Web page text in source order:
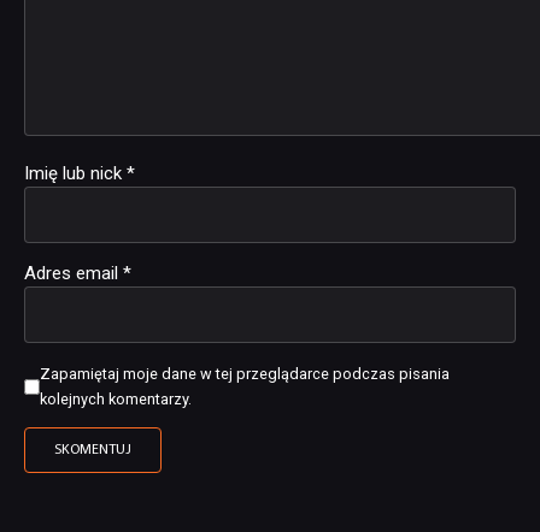
Imię lub nick *
Adres email *
Zapamiętaj moje dane w tej przeglądarce podczas pisania
kolejnych komentarzy.